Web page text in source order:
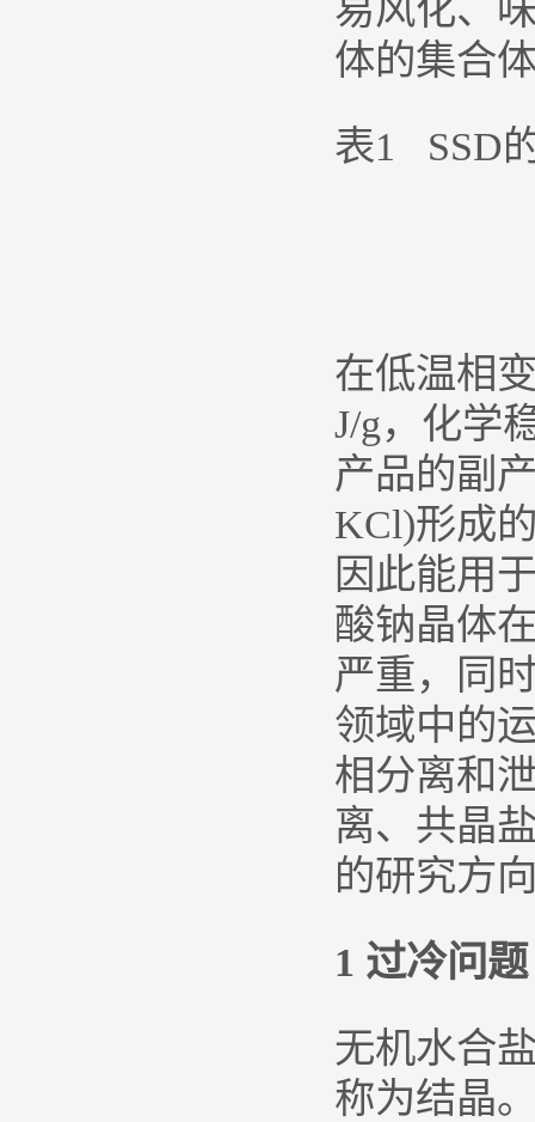
易风化、
体的集合
表1 SSD
在低温相
J/g，化学
产品的副
KCl)形成
因此能用
酸钠晶体
严重，同
领域中的
相分离和
离、共晶
的研究方
1 过冷问题
无机水合
称为结晶